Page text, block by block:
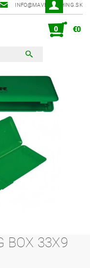
INFO@MAVER-FISHING.SK
0 €0
BOX 33X9